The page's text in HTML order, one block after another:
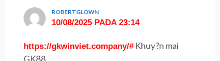
ROBERTGLOWN
10/08/2025 PADA 23:14
https://gkwinviet.company/#Khuy?n mai
GK88